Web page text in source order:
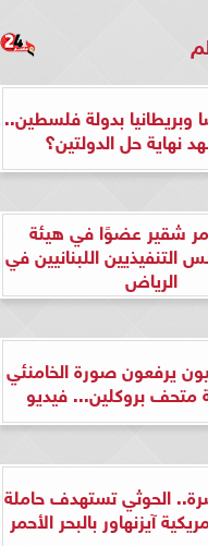
وبريطانيا بدولة فلسطين..
نهاية حل الدولتين؟
شقير عضوًا في هيئة
اللبنانيين في
الرياض
يرفعون صورة الخامنئي
بروكلين... فيديو
الحوثي تستهدف حاملة
آيزنهاور بالبحر الأحمر